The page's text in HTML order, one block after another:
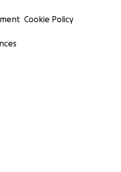
Cookie Policy